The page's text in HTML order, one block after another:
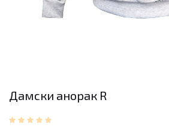
Дамски анорак R